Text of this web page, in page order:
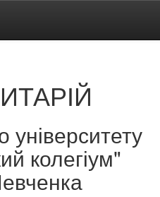
університету
колегіум"